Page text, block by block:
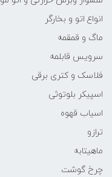
انواع اتو و بخارگر
ماگ و قمقمه
سرویس قابلمه
فلاسک و کتری برقی
اسپیکر بلوتوثی
اسیاب قهوه
ترازو
ماهیتابه
چرخ گوشت